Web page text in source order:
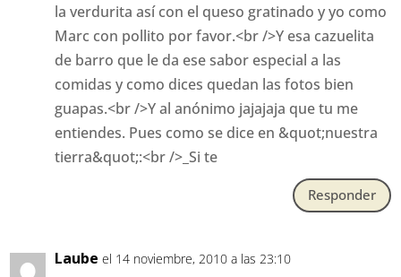
la verdurita así con el queso gratinado y yo como
Marc con pollito por favor.<br />Y esa cazuelita
de barro que le da ese sabor especial a las
comidas y como dices quedan las fotos bien
guapas.<br />Y al anónimo jajajaja que tu me
entiendes. Pues como se dice en &quot;nuestra
tierra&quot;:<br />_Si te
Responder
Laube el 14 noviembre, 2010 a las 23:10